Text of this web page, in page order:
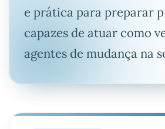
e prática para preparar
capazes de atuar como
agentes de mudança na